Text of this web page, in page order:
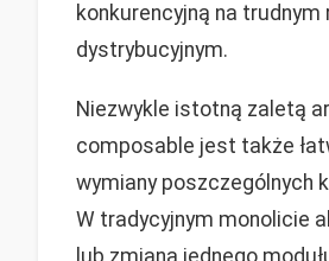
konkurencyjną na trudnym
dystrybucyjnym.
Niezwykle istotną zaletą
composable jest także
wymiany poszczególnych
W tradycyjnym monolicie